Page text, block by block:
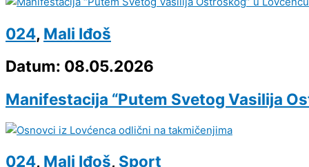
024, Mali Iđoš
Datum: 08.05.2026
Manifestacija “Putem Svetog Vasilija
024, Mali Iđoš, Sport